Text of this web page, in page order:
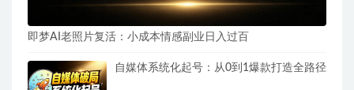
即梦AI老照片复活：小成本情感副业日入过百
自媒体系统化起号：从0到1爆款打造全路径